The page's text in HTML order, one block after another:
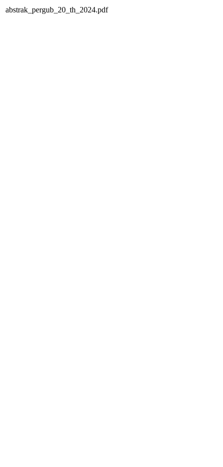
abstrak_pergub_20_th_2024.pdf